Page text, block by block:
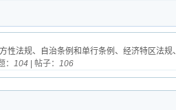
法规、自治条例和单行条例、经济特区法规
： 104 | 帖子： 106